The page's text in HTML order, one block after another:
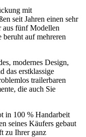
mit
seit Jahren einen sehr
aus fünf Modellen
beruht auf mehreren
modernes Design,
das erstklassige
trailerbaren
die auch Sie
in 100 % Handarbeit
seines Käufers gebaut
zu Ihrer ganz